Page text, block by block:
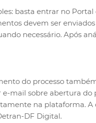
basta entrar no
devem ser
necessário. Após
do processo
e-mail sobre abertura do
na plataforma.
DF Digital.